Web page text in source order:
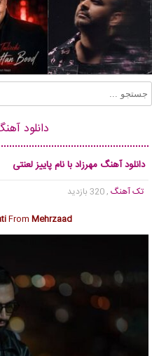
دانلود
دانلود آهنگ مهرزاد با نام پاییز لعنتی
تک آهنگ , 320 بازدید
From Mehrzaad